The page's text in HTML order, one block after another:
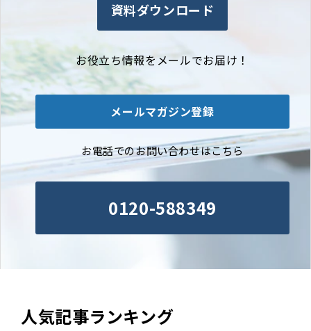
資料ダウンロード
お役立ち情報をメールでお届け！
メールマガジン登録
お電話でのお問い合わせはこちら
0120-588349
人気記事ランキング